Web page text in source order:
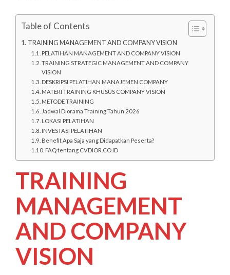
Table of Contents
TRAINING MANAGEMENT AND COMPANY VISION
PELATIHAN MANAGEMENT AND COMPANY VISION
TRAINING STRATEGIC MANAGEMENT AND COMPANY
VISION
DESKRIPSI PELATIHAN MANAJEMEN COMPANY
MATERI TRAINING KHUSUS COMPANY VISION
METODE TRAINING
Jadwal Diorama Training Tahun 2026
LOKASI PELATIHAN
INVESTASI PELATIHAN
Benefit Apa Saja yang Didapatkan Peserta?
FAQ tentang CVDIOR.CO.ID
TRAINING
MANAGEMENT
AND COMPANY
VISION